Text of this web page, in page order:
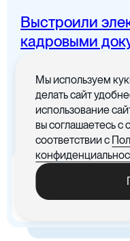
Цифровая канцелярия
Цифровые договоры
Цифровая бухгалтерия
Выстроили
кадровыми
Все документы в
понятным
x5
Ускорились процедуры
обработки документов
Мы используем
делать сайт
использование
вы соглашаетесь с
соответствии с